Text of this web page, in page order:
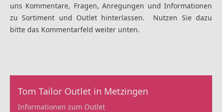
uns Kommentare, Fragen, Anregungen und Informationen
zu Sortiment und Outlet hinterlassen. Nutzen Sie dazu
bitte das Kommentarfeld weiter unten.
Tom Tailor Outlet in Metzingen
Informationen zum Outlet